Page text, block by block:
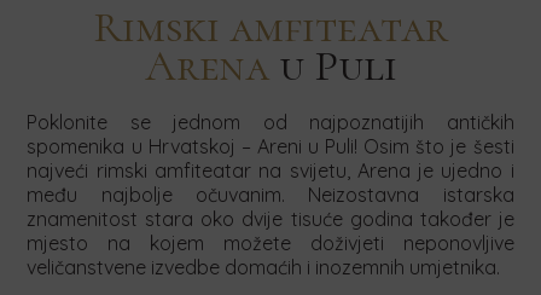
Rimski amfiteatar
Arenau Puli
Poklonite se jednom od najpoznatijih antičkih
spomenika u Hrvatskoj – Areni u Puli! Osim što je šesti
najveći rimski amfiteatar na svijetu, Arena je ujedno i
među najbolje očuvanim. Neizostavna istarska
znamenitost stara oko dvije tisuće godina također je
mjesto na kojem možete doživjeti neponovljive
veličanstvene izvedbe domaćih i inozemnih umjetnika.